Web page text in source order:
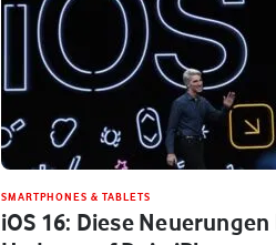
SMARTPHONES & TABLETS
iOS 16: Diese